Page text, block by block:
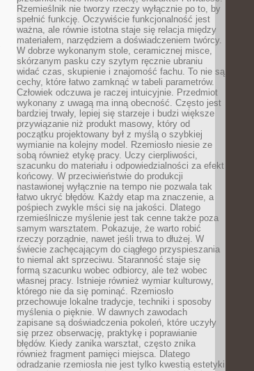
Rzemieślnik nie tworzy rzeczy wyłącznie po to, by
spełnić funkcję. Oczywiście funkcjonalność jest
ważna, ale równie istotna staje się relacja między
materiałem, narzędziem a doświadczeniem twórcy.
W dobrze wykonanym stole, ceramicznej misce,
skórzanym pasku czy szytym ręcznie ubraniu
widać czas, skupienie i znajomość fachu. To nie są
cechy, które łatwo zamknąć w tabeli parametrów.
Człowiek odczuwa je raczej intuicyjnie. Przedmiot
wykonany z uwagą ma inną obecność. Często jest
bardziej trwały, lepiej się starzeje i budzi większe
przywiązanie niż produkt masowy, który od
początku projektowany był z myślą o szybkiej
wymianie na kolejny model. Rzemiosło niesie ze
sobą również etykę pracy. Uczy cierpliwości,
szacunku do materiału i odpowiedzialności za efekt
końcowy. W przeciwieństwie do produkcji
nastawionej wyłącznie na tempo nie pozwala tak
łatwo ukryć błędów. Każdy etap ma znaczenie, a
pośpiech zwykle mści się na jakości. Dlatego
rzemieślnicze myślenie jest tak cenne także poza
samym warsztatem. Pokazuje, że warto robić
rzeczy porządnie, nawet jeśli trwa to dłużej. W
świecie zachęcającym do ciągłego przyspieszania
to niemal akt sprzeciwu. Staranność staje się
formą szacunku wobec odbiorcy, ale też wobec
własnej pracy. Istnieje również wymiar kulturowy,
którego nie da się pominąć. Rzemiosło
przechowuje lokalne tradycje, techniki i sposoby
myślenia o pięknie. W dawnych zawodach
zapisane są doświadczenia pokoleń, które uczyły
się przez obserwację, praktykę i poprawianie
błędów. Kiedy zanika warsztat, często znika
również fragment pamięci miejsca. Dlatego
odradzanie rzemiosła nie jest tylko kwestią estetyki